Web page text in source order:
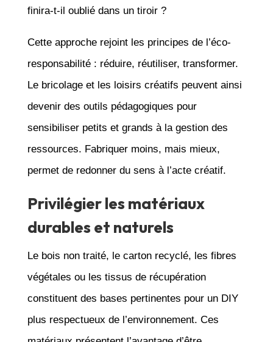
finira-t-il oublié dans un tiroir ?
Cette approche rejoint les principes de l’éco-
responsabilité : réduire, réutiliser, transformer.
Le bricolage et les loisirs créatifs peuvent ainsi
devenir des outils pédagogiques pour
sensibiliser petits et grands à la gestion des
ressources. Fabriquer moins, mais mieux,
permet de redonner du sens à l’acte créatif.
Privilégier les matériaux
durables et naturels
Le bois non traité, le carton recyclé, les fibres
végétales ou les tissus de récupération
constituent des bases pertinentes pour un DIY
plus respectueux de l’environnement. Ces